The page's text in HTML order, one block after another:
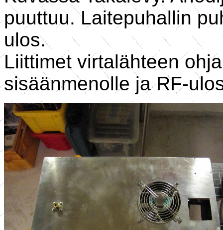
puuttuu. Laitepuhallin
ulos.
Liittimet virtalähteen
sisäänmenolle ja RF-